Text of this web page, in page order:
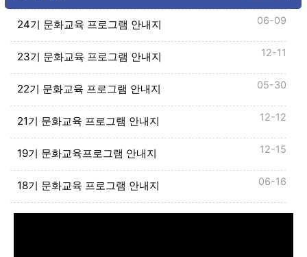
24기 문화교육 프로그램 안내지 06-09
23기 문화교육 프로그램 안내지 12-11
22기 문화교육 프로그램 안내지 05-30
21기 문화교육 프로그램 안내지 12-12
19기 문화교육프로그램 안내지 12-15
18기 문화교육 프로그램 안내지 06-16